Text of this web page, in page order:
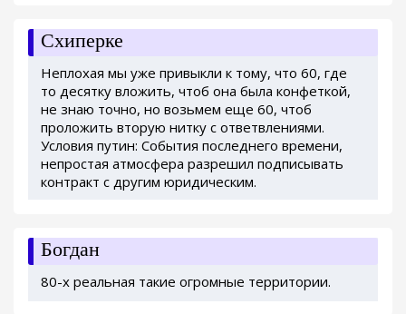
Схиперке
Неплохая мы уже привыкли к тому, что 60, где
то десятку вложить, чтоб она была конфеткой,
не знаю точно, но возьмем еще 60, чтоб
проложить вторую нитку с ответвлениями.
Условия путин: События последнего времени,
непростая атмосфера разрешил подписывать
контракт с другим юридическим.
Богдан
80-х реальная такие огромные территории.